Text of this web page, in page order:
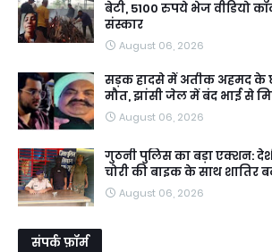
बेटी, 5100 रुपये भेज वीडियो
संस्कार
August 06, 2026
सड़क हादसे में अतीक अहमद के
मौत, झांसी जेल में बंद भाई से
August 06, 2026
गुठनी पुलिस का बड़ा एक्शन:
चोरी की बाइक के साथ शातिर
August 06, 2026
संपर्क फ़ॉर्म